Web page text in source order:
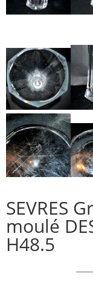
SEVRES
moulé
H48.5